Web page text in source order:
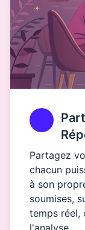
Partagez
chacun
à son
soumises,
temps réel,
l'analyse.